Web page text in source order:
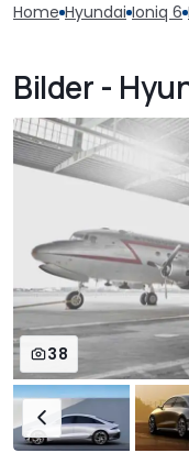
Home Hyundai Ioniq 6
Bilder -
38